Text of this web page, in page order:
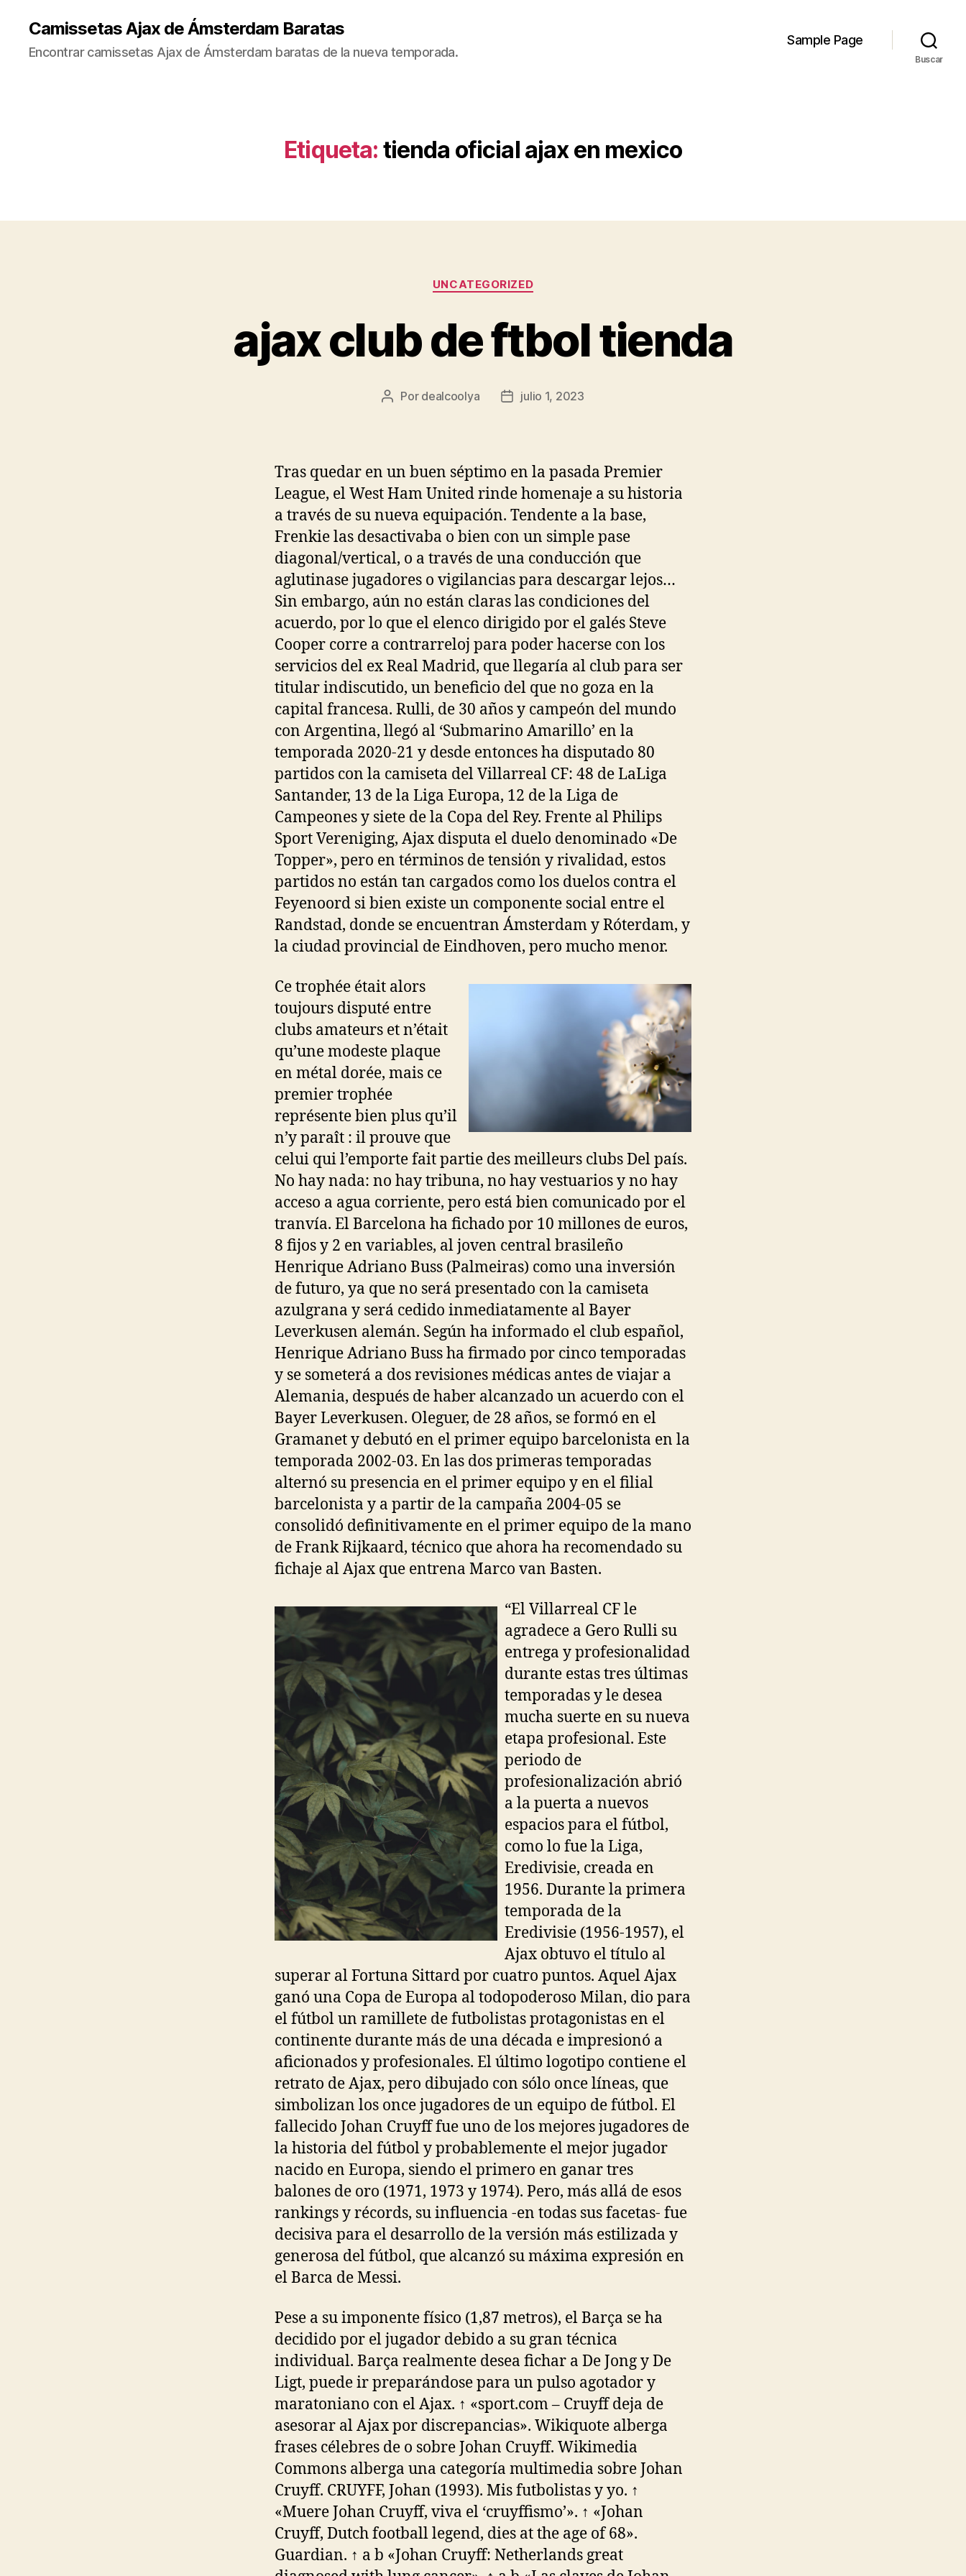
Camissetas Ajax de Ámsterdam Baratas
Encontrar camissetas Ajax de Ámsterdam baratas de la nueva temporada.
Sample Page
Buscar
Etiqueta: tienda oficial ajax en mexico
Categorías
UNCATEGORIZED
ajax club de ftbol tienda
Autor
Por dealcoolya
Fechajulio 1, 2023
Tras quedar en un buen séptimo en la pasada Premier
League, el West Ham United rinde homenaje a su historia
a través de su nueva equipación. Tendente a la base,
Frenkie las desactivaba o bien con un simple pase
diagonal/vertical, o a través de una conducción que
aglutinase jugadores o vigilancias para descargar lejos…
Sin embargo, aún no están claras las condiciones del
acuerdo, por lo que el elenco dirigido por el galés Steve
Cooper corre a contrarreloj para poder hacerse con los
servicios del ex Real Madrid, que llegaría al club para ser
titular indiscutido, un beneficio del que no goza en la
capital francesa. Rulli, de 30 años y campeón del mundo
con Argentina, llegó al ‘Submarino Amarillo’ en la
temporada 2020-21 y desde entonces ha disputado 80
partidos con la camiseta del Villarreal CF: 48 de LaLiga
Santander, 13 de la Liga Europa, 12 de la Liga de
Campeones y siete de la Copa del Rey. Frente al Philips
Sport Vereniging, Ajax disputa el duelo denominado «De
Topper», pero en términos de tensión y rivalidad, estos
partidos no están tan cargados como los duelos contra el
Feyenoord si bien existe un componente social entre el
Randstad, donde se encuentran Ámsterdam y Róterdam, y
la ciudad provincial de Eindhoven, pero mucho menor.
Ce trophée était alors
toujours disputé entre
clubs amateurs et n’était
qu’une modeste plaque
en métal dorée, mais ce
premier trophée
représente bien plus qu’il
n’y paraît : il prouve que
celui qui l’emporte fait partie des meilleurs clubs Del país.
No hay nada: no hay tribuna, no hay vestuarios y no hay
acceso a agua corriente, pero está bien comunicado por el
tranvía. El Barcelona ha fichado por 10 millones de euros,
8 fijos y 2 en variables, al joven central brasileño
Henrique Adriano Buss (Palmeiras) como una inversión
de futuro, ya que no será presentado con la camiseta
azulgrana y será cedido inmediatamente al Bayer
Leverkusen alemán. Según ha informado el club español,
Henrique Adriano Buss ha firmado por cinco temporadas
y se someterá a dos revisiones médicas antes de viajar a
Alemania, después de haber alcanzado un acuerdo con el
Bayer Leverkusen. Oleguer, de 28 años, se formó en el
Gramanet y debutó en el primer equipo barcelonista en la
temporada 2002-03. En las dos primeras temporadas
alternó su presencia en el primer equipo y en el filial
barcelonista y a partir de la campaña 2004-05 se
consolidó definitivamente en el primer equipo de la mano
de Frank Rijkaard, técnico que ahora ha recomendado su
fichaje al Ajax que entrena Marco van Basten.
“El Villarreal CF le
agradece a Gero Rulli su
entrega y profesionalidad
durante estas tres últimas
temporadas y le desea
mucha suerte en su nueva
etapa profesional. Este
periodo de
profesionalización abrió
a la puerta a nuevos
espacios para el fútbol,
como lo fue la Liga,
Eredivisie, creada en
1956. Durante la primera
temporada de la
Eredivisie (1956-1957), el
Ajax obtuvo el título al
superar al Fortuna Sittard por cuatro puntos. Aquel Ajax
ganó una Copa de Europa al todopoderoso Milan, dio para
el fútbol un ramillete de futbolistas protagonistas en el
continente durante más de una década e impresionó a
aficionados y profesionales. El último logotipo contiene el
retrato de Ajax, pero dibujado con sólo once líneas, que
simbolizan los once jugadores de un equipo de fútbol. El
fallecido Johan Cruyff fue uno de los mejores jugadores de
la historia del fútbol y probablemente el mejor jugador
nacido en Europa, siendo el primero en ganar tres
balones de oro (1971, 1973 y 1974). Pero, más allá de esos
rankings y récords, su influencia -en todas sus facetas- fue
decisiva para el desarrollo de la versión más estilizada y
generosa del fútbol, que alcanzó su máxima expresión en
el Barca de Messi.
Pese a su imponente físico (1,87 metros), el Barça se ha
decidido por el jugador debido a su gran técnica
individual. Barça realmente desea fichar a De Jong y De
Ligt, puede ir preparándose para un pulso agotador y
maratoniano con el Ajax. ↑ «sport.com – Cruyff deja de
asesorar al Ajax por discrepancias». Wikiquote alberga
frases célebres de o sobre Johan Cruyff. Wikimedia
Commons alberga una categoría multimedia sobre Johan
Cruyff. CRUYFF, Johan (1993). Mis futbolistas y yo. ↑
«Muere Johan Cruyff, viva el ‘cruyffismo’». ↑ «Johan
Cruyff, Dutch football legend, dies at the age of 68».
Guardian. ↑ a b «Johan Cruyff: Netherlands great